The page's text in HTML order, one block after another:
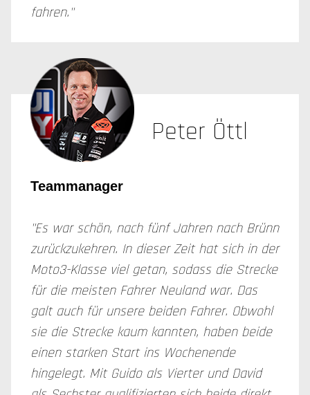
fahren."
Peter Öttl
Teammanager
"Es war schön, nach fünf Jahren nach Brünn
zurückzukehren. In dieser Zeit hat sich in der
Moto3-Klasse viel getan, sodass die Strecke
für die meisten Fahrer Neuland war. Das
galt auch für unsere beiden Fahrer. Obwohl
sie die Strecke kaum kannten, haben beide
einen starken Start ins Wochenende
hingelegt. Mit Guido als Vierter und David